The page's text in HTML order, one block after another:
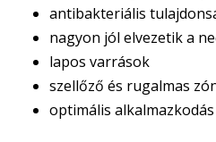
antibakteriális
nagyon jól elvezetik a
lapos varrások
szellőző és rugalmas
optimális